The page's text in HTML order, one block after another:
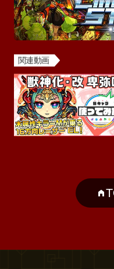
関連動画